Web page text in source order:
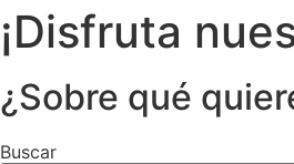
¡Disfruta
¿Sobre qué
Buscar